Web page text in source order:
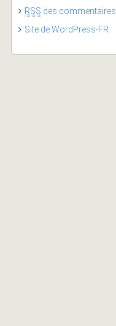
RSS des commentaires
Site de WordPress-FR